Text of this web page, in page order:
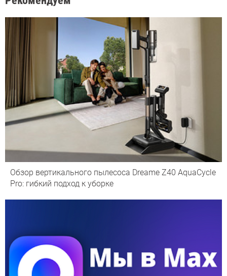
Обзор вертикального пылесоса Dreame Z40 AquaCycle
Pro: гибкий подход к уборке